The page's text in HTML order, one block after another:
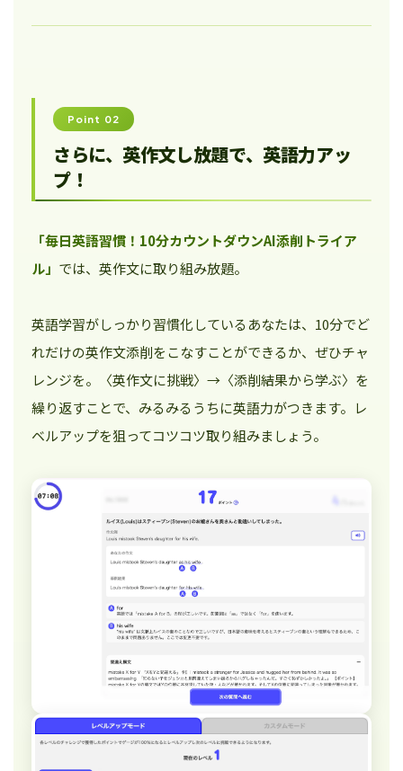
Point 02
さらに、英作文し放題で、英語力アッ
プ！
「毎日英語習慣！10分カウントダウンAI添削トライア
ル」 では、英作文に取り組み放題。
英語学習がしっかり習慣化しているあなたは、10分でど
れだけの英作文添削をこなすことができるか、ぜひチャ
レンジを。〈英作文に挑戦〉→〈添削結果から学ぶ〉を
繰り返すことで、みるみるうちに英語力がつきます。レ
ベルアップを狙ってコツコツ取り組みましょう。